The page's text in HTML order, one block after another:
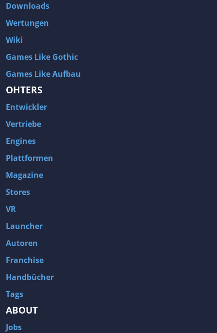
Downloads
Wertungen
Wiki
Games Like Gothic
Games Like Aufbau
OHTERS
Entwickler
Vertriebe
Engines
Plattformen
Magazine
Stores
VR
Launcher
Autoren
Franchise
Handbücher
Tags
ABOUT
Jobs